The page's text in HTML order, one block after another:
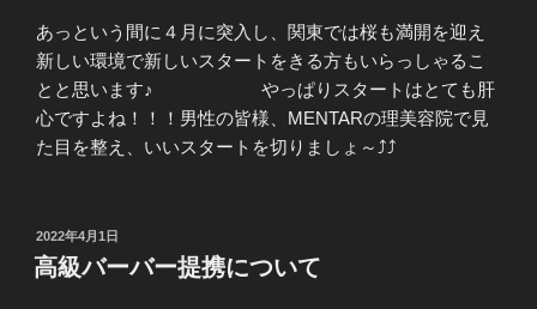
あっという間に４月に突入し、関東では桜も満開を迎え
新しい環境で新しいスタートをきる方もいらっしゃるこ
とと思います♪ やっぱりスタートはとても肝
心ですよね！！！男性の皆様、MENTARの理美容院で見
た目を整え、いいスタートを切りましょ～⤴⤴
投
稿
日:
2022年4月1日
高級バーバー提携について